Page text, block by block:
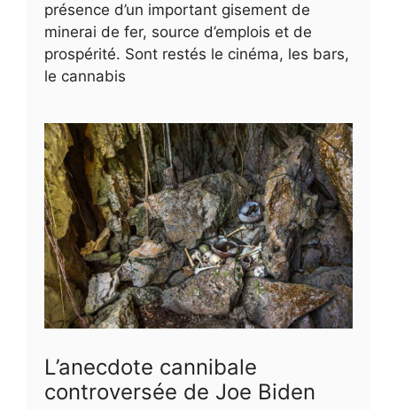
présence d’un important gisement de
minerai de fer, source d’emplois et de
prospérité. Sont restés le cinéma, les bars,
le cannabis
L’anecdote cannibale
controversée de Joe Biden